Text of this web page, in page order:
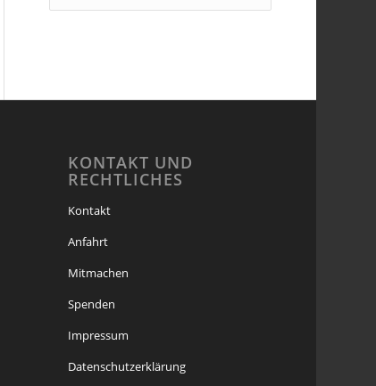
KONTAKT UND
RECHTLICHES
Kontakt
Anfahrt
Mitmachen
Spenden
Impressum
Datenschutzerklärung